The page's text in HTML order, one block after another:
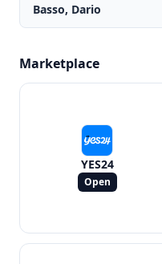
Basso, Dario
Marketplace
YES24
Open